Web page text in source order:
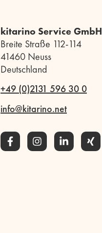
kitarino Service GmbH
Breite Straße 112-114
41460 Neuss
Deutschland
+49 (0)2131 596 30 0
info@kitarino.net